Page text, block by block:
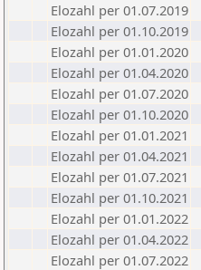
Elozahl per 01.07.2019
Elozahl per 01.10.2019
Elozahl per 01.01.2020
Elozahl per 01.04.2020
Elozahl per 01.07.2020
Elozahl per 01.10.2020
Elozahl per 01.01.2021
Elozahl per 01.04.2021
Elozahl per 01.07.2021
Elozahl per 01.10.2021
Elozahl per 01.01.2022
Elozahl per 01.04.2022
Elozahl per 01.07.2022